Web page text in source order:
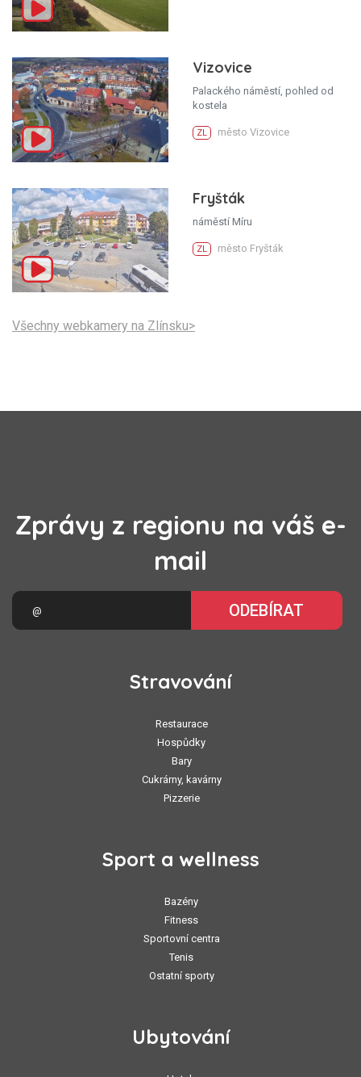
Vizovice
Palackého náměstí, pohled od
kostela
ZL město Vizovice
Fryšták
náměstí Míru
ZL město Fryšták
Všechny webkamery na Zlínsku>
Zprávy z regionu na váš e-
mail
ODEBÍRAT
Stravování
Restaurace
Hospůdky
Bary
Cukrárny, kavárny
Pizzerie
Sport a wellness
Bazény
Fitness
Sportovní centra
Tenis
Ostatní sporty
Ubytování